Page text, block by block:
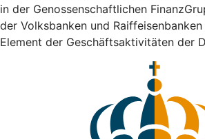
in der Genossenschaftlichen
der Volksbanken und
Element der Geschäftsaktivitäten der